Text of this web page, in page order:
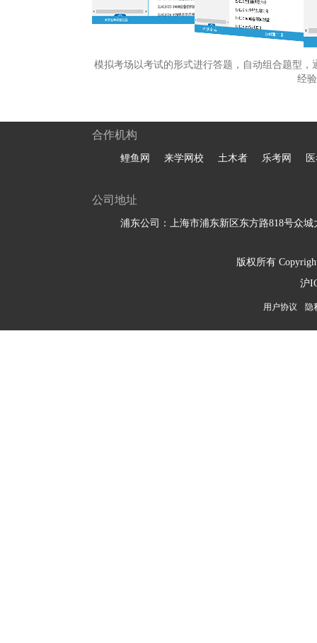
模拟考场以考试的形式进行答题，自动组合题型
经
合作机构
鲤鱼网 来学网校 土木者 乐考网
公司地址
浦东公司：上海市浦东新区东方路818号众城
版权所有
沪
用户协议 隐